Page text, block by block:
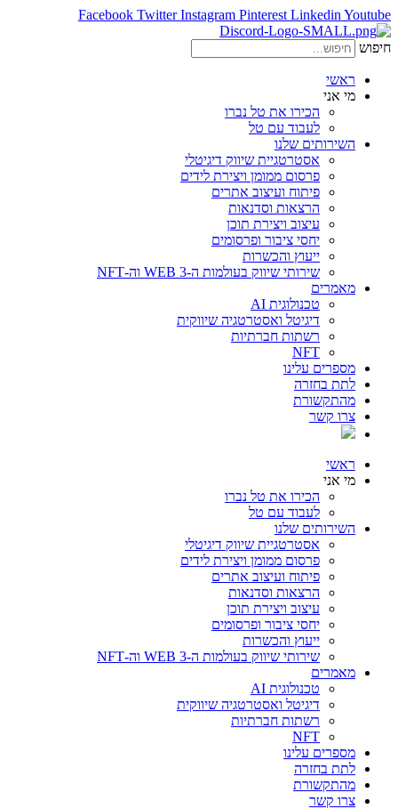
Facebook Twitter Instagram Pinterest Linkedin Youtube
חיפוש
ראשי
מי אני
הכירו את טל נברו
לעבוד עם טל
השירותים שלנו
אסטרטגיית שיווק דיגיטלי
פרסום ממומן ויצירת לידים
פיתוח ועיצוב אתרים
הרצאות וסדנאות
עיצוב ויצירת תוכן
יחסי ציבור ופרסומים
ייעוץ והכשרות
שירותי שיווק בעולמות ה-WEB 3 וה-NFT
מאמרים
טכנולוגית AI
דיגיטל ואסטרטגיה שיווקית
רשתות חברתיות
NFT
מספרים עלינו
לתת בחזרה
מהתקשורת
צרו קשר
ראשי
מי אני
הכירו את טל נברו
לעבוד עם טל
השירותים שלנו
אסטרטגיית שיווק דיגיטלי
פרסום ממומן ויצירת לידים
פיתוח ועיצוב אתרים
הרצאות וסדנאות
עיצוב ויצירת תוכן
יחסי ציבור ופרסומים
ייעוץ והכשרות
שירותי שיווק בעולמות ה-WEB 3 וה-NFT
מאמרים
טכנולוגית AI
דיגיטל ואסטרטגיה שיווקית
רשתות חברתיות
NFT
מספרים עלינו
לתת בחזרה
מהתקשורת
צרו קשר